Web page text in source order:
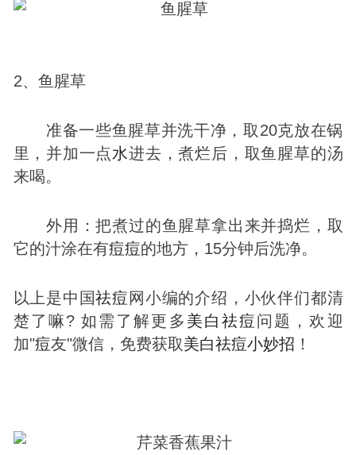
2、鱼腥草
准备一些鱼腥草并洗干净，取20克放在锅
里，并加一点水进去，煮烂后，取鱼腥草的汤
来喝。
外用：把煮过的鱼腥草拿出来并捣烂，取
它的汁涂在有痘痘的地方，15分钟后洗净。
以上是中国祛痘 网小编的介绍，小伙伴们都清
楚了嘛? 如需了解更多 美白 祛痘问题，欢迎
加"痘友"微信，免费获取美白祛痘小妙招 ！